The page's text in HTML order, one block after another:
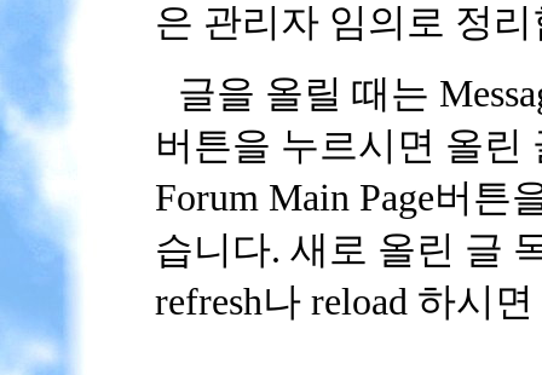
은 관리자 임의로 정
글을 올릴 때는
버튼을 누르시면 올린
Forum Main Page버
습니다. 새로 올린 글
refresh나 reload 하시